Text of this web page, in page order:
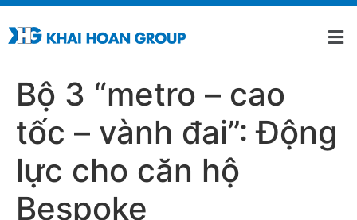
Bộ 3 “metro – cao
tốc – vành đai”: Động
lực cho căn hộ
Bespoke